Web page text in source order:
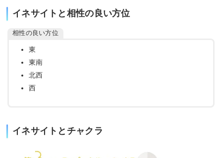
イネサイトと相性の良い方位
相性の良い方位
東
東南
北西
西
イネサイトとチャクラ